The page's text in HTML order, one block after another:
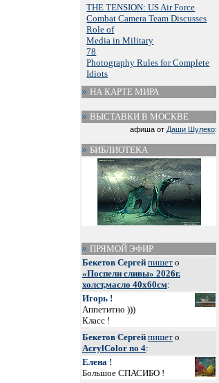
THE TENSION: US Air Force
Combat Camera Team Discusses
Role of
Media in Military
78
Photography Rules for Complete
Idiots
НА КАРТЕ МИРА
ВЫСТАВКИ В МОСКВЕ
афиша от Даши Шулеко:
БИБЛИОТЕКА
ПРЯМОЙ ЭФИР
Бекетов Сергей пишет о
«Поспели сливы» 2026г.
холст,масло 40х60см:
Игорь !
Аппетитно )))
Класс !
Бекетов Сергей пишет о
AcrylColor no 4:
Елена !
Большое СПАСИБО !